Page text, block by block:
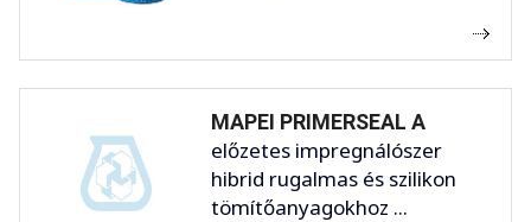
MAPEI PRIMERSEAL A
előzetes impregnálószer
hibrid rugalmas és szilikon
tömítőanyagokhoz ...